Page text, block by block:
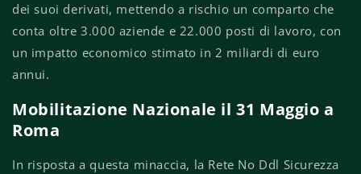
dei suoi derivati, mettendo a rischio un comparto che
conta oltre 3.000 aziende e 22.000 posti di lavoro, con
un impatto economico stimato in 2 miliardi di euro
annui.
Mobilitazione Nazionale il 31 Maggio a
Roma
In risposta a questa minaccia, la Rete No Ddl Sicurezza